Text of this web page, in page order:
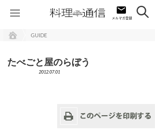
GUIDE
たべごと屋のらぼう
2012.07.01